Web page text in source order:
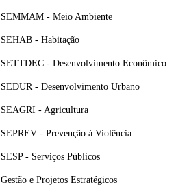
SEMMAM - Meio Ambiente
SEHAB - Habitação
SETTDEC - Desenvolvimento Econômico
SEDUR - Desenvolvimento Urbano
SEAGRI - Agricultura
SEPREV - Prevenção à Violência
SESP - Serviços Públicos
Gestão e Projetos Estratégicos